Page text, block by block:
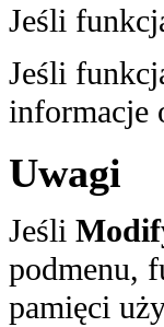
Jeśli
Jeśli
informacje
Uwagi
Jeśli
podmenu,
pamięci